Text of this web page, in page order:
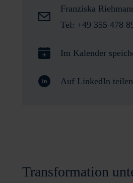
Franziska
Tel: +49 355 478
Im Kalender
Auf LinkedIn teilen
Transformation